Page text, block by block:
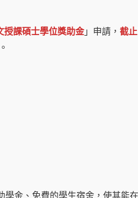
授課碩士學位獎助金」申請， 截
金、免費的學生宿舍，使其能